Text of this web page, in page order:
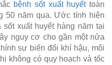
bệnh sốt xuất huyếttoàn
50 năm qua. Ước tính hiện
xuất huyết hàng năm tại
nguy cơ cho gần một nửa
sự biến đổi khí hậu, môi
không có quy hoạch và tốc